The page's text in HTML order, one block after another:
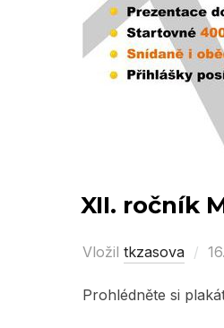
XII. ročník
Vložil tkzasova
Prohlédněte si